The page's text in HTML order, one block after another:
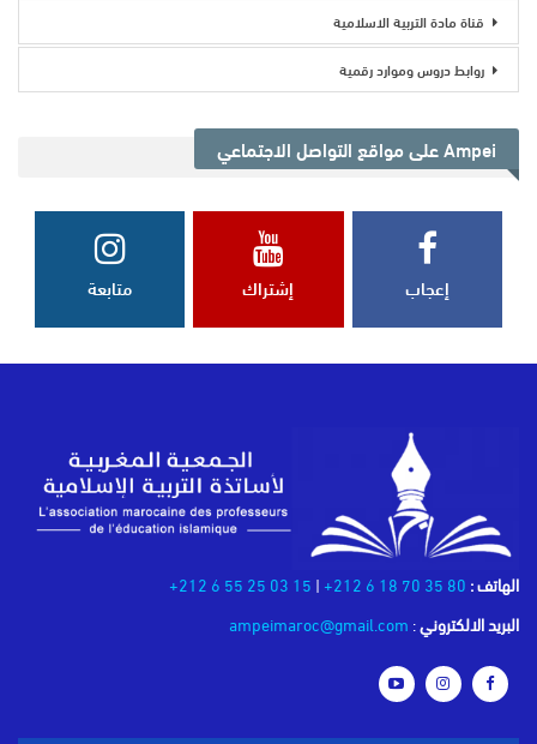
قناة مادة التربية الاسلامية
روابط دروس وموارد رقمية
Ampei على مواقع التواصل الاجتماعي
إعجاب إشتراك متابعة
الهاتف : 80 35 70 18 6 212+
|
15 03 25 55 6 212+
البريد الالكتروني:
ampeimaroc@gmail.com